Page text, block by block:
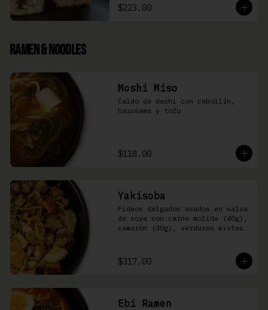
$223.00
Ramen & Noodles
Moshi Miso
Caldo de dashi con cebollín,
harusame y tofu
$118.00
Yakisoba
Fideos delgados asados en salsa
de soya con carne molida (40g),
camarón (40g), verduras mixtas
$317.00
Ebi Ramen